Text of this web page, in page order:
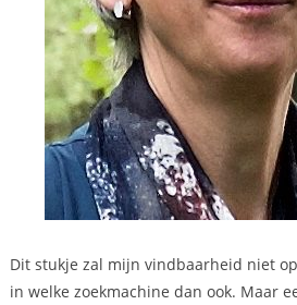
Dit stukje zal mijn vindbaarheid niet
in welke zoekmachine dan ook. Maar